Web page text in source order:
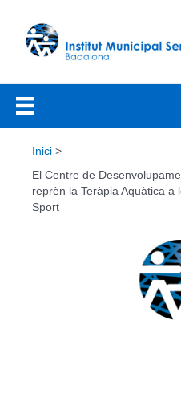
contingut
Inici
El Centre de
reprèn la Teràpia Aquàtica a
Sport